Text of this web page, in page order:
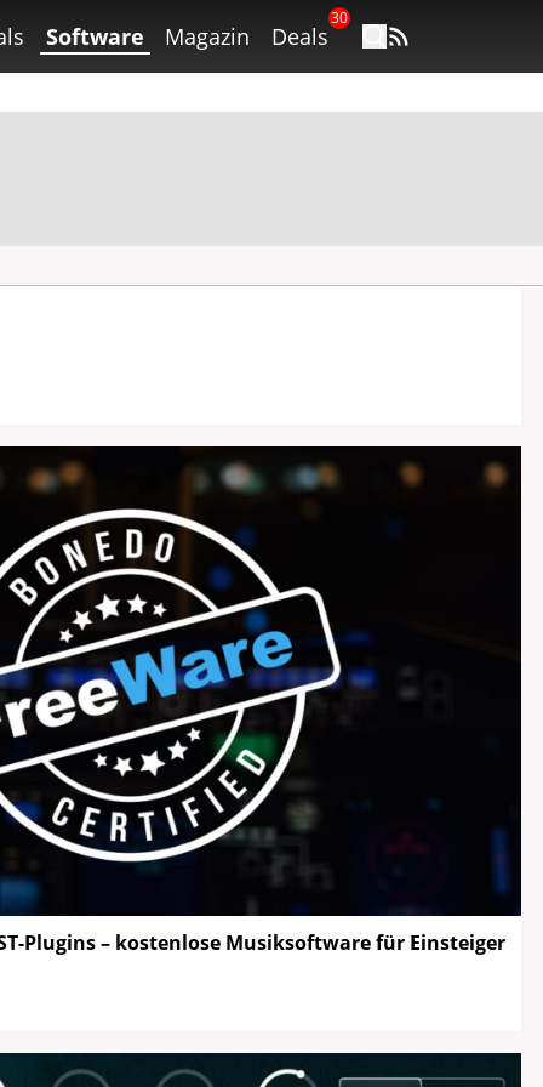
Software Magazin Deals
30
Plugins – kostenlose Musiksoftware für Einsteiger